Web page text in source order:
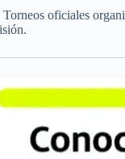
oficiales